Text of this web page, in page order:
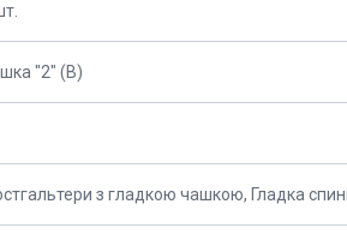
"2" (В)
з гладкою чашкою, Гладка